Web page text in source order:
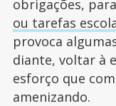
obrigações,
ou tarefas
provoca
diante, voltar à
esforço que
amenizando.